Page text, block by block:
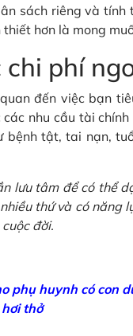
sách riêng và
hơn là mong
chi phí
đến việc bạn
nhu cầu tài
tật, tai nạn,
lưu tâm để có thể
thứ và có năng
đời.
phụ huynh có con
thở